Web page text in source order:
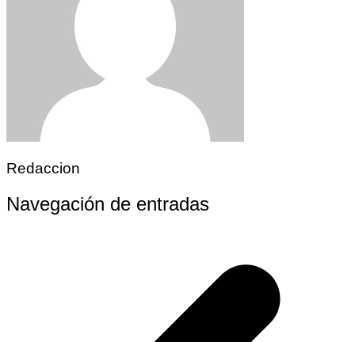
Redaccion
Navegación de entradas